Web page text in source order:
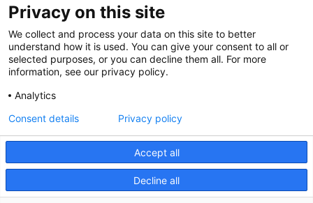
935 120 481
@CGTCatalunya
cgtcatalunya
Desenvolupat per
Privacy on this site
We collect and process your data on this site to better
understand how it is used. You can give your consent to all or
selected purposes, or you can decline them all. For more
information, see our privacy policy.
Analytics
Accept all
Decline all
Consent details Privacy policy